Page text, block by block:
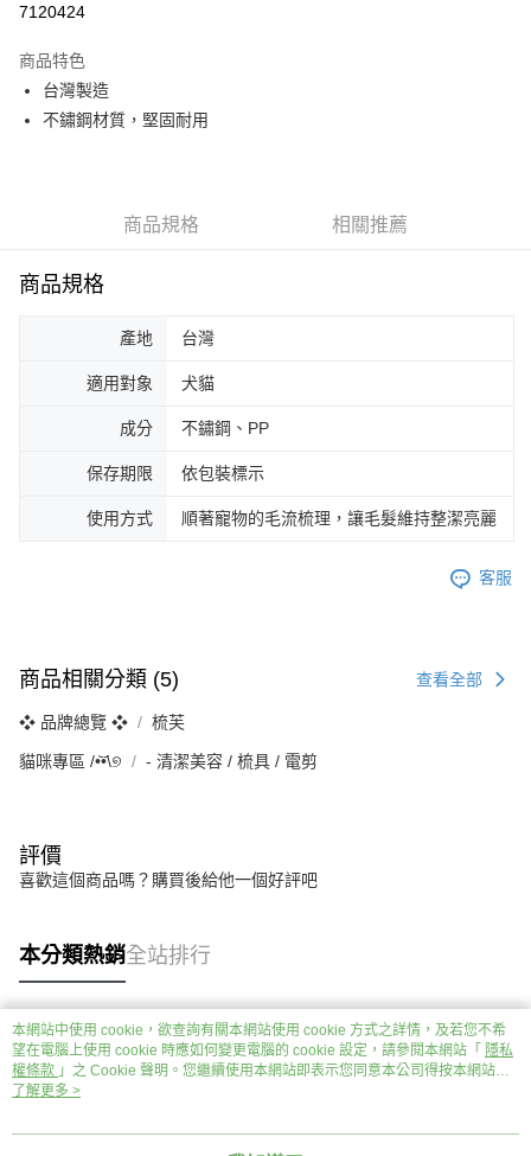
３．安心：先確認商品／服務後，再付款。
【「AFTEE先享後付」結帳流程】
結帳頁面，進行簡訊認證並確認金額後，即可完成結帳。
２．訂單成立數日內，您將收到繳費通知簡訊。
後付繳納相關費用。
客戶支援中心」
易，需依本服務之必要範圍內提供個人資料，並將交易相關給付款項請求債
權轉讓予恩沛科技股份有限公司。
２．關於個人資料處理事宜，請瀏覽以下網址：
https://aftee.tw/terms/#terms3
「AFTEE先享後付」，若未經同意申辦者引起之損失，本公司不負相關責
４．使用「AFTEE先享後付」時，將依據個別帳號之用戶狀況，依本公司即
５．嚴禁一人註冊多個帳號或使用他人資訊註冊。若發現惡意使用之情形，
全家取貨付款
每筆NT$80，滿NT$299(含以上)免運費
付款後全家取貨
每筆NT$80，滿NT$299(含以上)免運費
每筆NT$80，滿NT$299(含以上)免運費
宅配-離島
每筆NT$180
7120424
商品特色
台灣製造
不鏽鋼材質，堅固耐用
商品規格 相關推薦
商品規格
產地 台灣
適用對象 犬貓
成分 不鏽鋼、PP
保存期限 依包裝標示
使用方式 順著寵物的毛流梳理，讓毛髮維持整潔亮麗
客服
商品相關分類 (5) 查看全部
❖ 品牌總覽 ❖ 梳芙
貓咪專區 /•᷅‎‎•᷄\୭ ‐ 清潔美容 / 梳具 / 電剪
評價
喜歡這個商品嗎？購買後給他一個好評吧
本分類熱銷全站排行
熱門標籤
本網站中使用 cookie，欲查詢有關本網站使用 cookie 方式之詳情，及若您不希
望在電腦上使用 cookie 時應如何變更電腦的 cookie 設定，請參閱本網站「 隱私
權條款 」之 Cookie 聲明。您繼續使用本網站即表示您同意本公司得按本網站使
用條款之 Cookie 聲明使用 cookie。
了解更多 >